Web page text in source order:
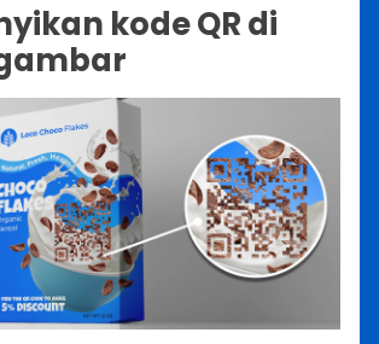
kode QR di